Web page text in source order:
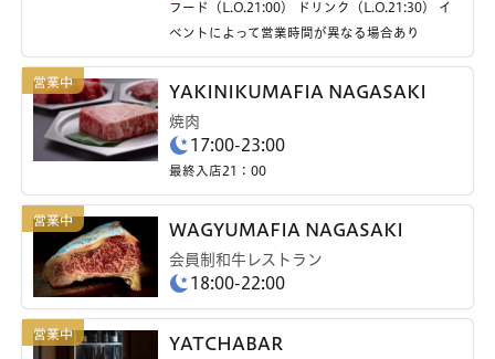
フード（L.O.21:00） ドリンク（L.O.21:30） イ
ベントによって営業時間が異なる場合あり
YAKINIKUMAFIA NAGASAKI
焼肉
17:00-23:00
最終入店21：00
WAGYUMAFIA NAGASAKI
会員制和牛レストラン
18:00-22:00
YATCHABAR